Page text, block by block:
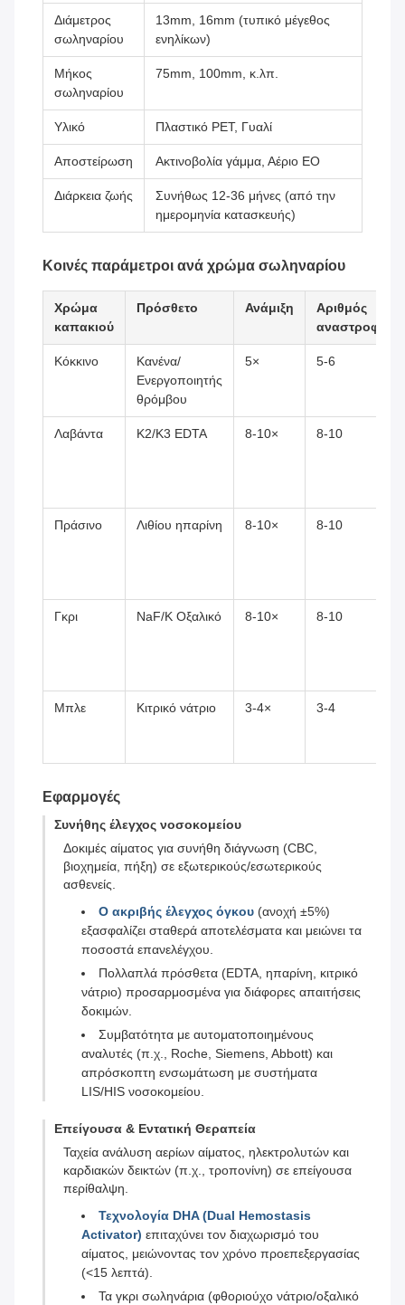
Διάμετρος
σωληναρίου
13mm, 16mm (τυπικό μέγεθος
ενηλίκων)
Μήκος
σωληναρίου
75mm, 100mm, κ.λπ.
Υλικό Πλαστικό PET, Γυαλί
Αποστείρωση Ακτινοβολία γάμμα, Αέριο EO
Διάρκεια ζωής
Συνήθως 12-36 μήνες (από την
ημερομηνία κατασκευής)
Κοινές παράμετροι ανά χρώμα σωληναρίου
Χρώμα
καπακιού
Πρόσθετο Ανάμιξη
Αριθμός
αναστροφών
Κόκκινο
Κανένα/
Ενεργοποιητής
θρόμβου
5× 5-6
Λαβάντα K2/K3 EDTA 8-10× 8-10
Πράσινο Λιθίου ηπαρίνη 8-10× 8-10
Γκρι NaF/K Οξαλικό 8-10× 8-10
Μπλε Κιτρικό νάτριο 3-4× 3-4
Εφαρμογές
Συνήθης έλεγχος νοσοκομείου
Δοκιμές αίματος για συνήθη διάγνωση (CBC,
βιοχημεία, πήξη) σε εξωτερικούς/εσωτερικούς
ασθενείς.
Ο ακριβής έλεγχος όγκου (ανοχή ±5%)
εξασφαλίζει σταθερά αποτελέσματα και μειώνει τα
ποσοστά επανελέγχου.
Πολλαπλά πρόσθετα (EDTA, ηπαρίνη, κιτρικό
νάτριο) προσαρμοσμένα για διάφορες απαιτήσεις
δοκιμών.
Συμβατότητα με αυτοματοποιημένους
αναλυτές (π.χ., Roche, Siemens, Abbott) και
απρόσκοπτη ενσωμάτωση με συστήματα
LIS/HIS νοσοκομείου.
Επείγουσα & Εντατική Θεραπεία
Ταχεία ανάλυση αερίων αίματος, ηλεκτρολυτών και
καρδιακών δεικτών (π.χ., τροπονίνη) σε επείγουσα
περίθαλψη.
Τεχνολογία DHA (Dual Hemostasis
Activator) επιταχύνει τον διαχωρισμό του
αίματος, μειώνοντας τον χρόνο προεπεξεργασίας
(<15 λεπτά).
Τα γκρι σωληνάρια (φθοριούχο νάτριο/οξαλικό